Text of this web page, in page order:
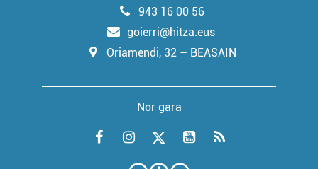
943 16 00 56
goierri@hitza.eus
Oriamendi, 32 – BEASAIN
Nor gara